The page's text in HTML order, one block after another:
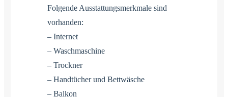
Folgende Ausstattungsmerkmale sind
vorhanden:
– Internet
– Waschmaschine
– Trockner
– Handtücher und Bettwäsche
– Balkon